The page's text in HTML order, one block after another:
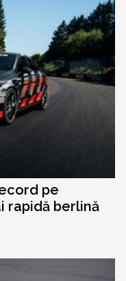
pe
rapidă berlină